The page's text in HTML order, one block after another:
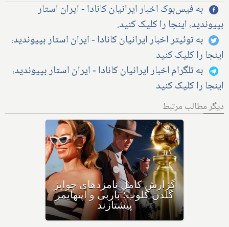
به فیس‌بوک اخبار ایرانیان کانادا - ایران استار
بپیوندید، اینجا را کلیک کنید.
به توئیتر اخبار ایرانیان کانادا - ایران استار بپیوندید،
اینجا را کلیک کنید
به تلگرام اخبار ایرانیان کانادا - ایران استار بپیوندید،
اینجا را کلیک کنید
دیگر مطالب مرتبط
فیلم سینمایی نسخه پرشین
بیش از صد دقیقه تماشاگرانش
را با خنده و گریه و خاطره‌ای
زیبا بدرقه می‌کند